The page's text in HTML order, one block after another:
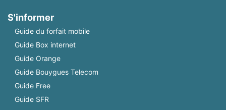
S'informer
Guide du forfait mobile
Guide Box internet
Guide Orange
Guide Bouygues Telecom
Guide Free
Guide SFR